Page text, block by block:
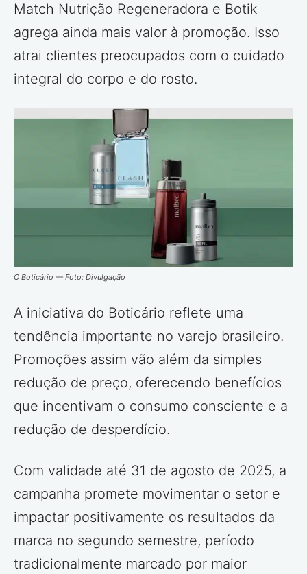
Match Nutrição Regeneradora e Botik
agrega ainda mais valor à promoção. Isso
atrai clientes preocupados com o cuidado
integral do corpo e do rosto.
O Boticário — Foto: Divulgação
A iniciativa do Boticário reflete uma
tendência importante no varejo brasileiro.
Promoções assim vão além da simples
redução de preço, oferecendo benefícios
que incentivam o consumo consciente e a
redução de desperdício.
Com validade até 31 de agosto de 2025, a
campanha promete movimentar o setor e
impactar positivamente os resultados da
marca no segundo semestre, período
tradicionalmente marcado por maior